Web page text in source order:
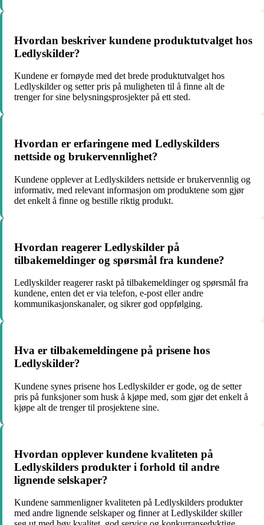
Hvordan beskriver kundene produktutvalget hos
Ledlyskilder?
Kundene er fornøyde med det brede produktutvalget hos
Ledlyskilder og setter pris på muligheten til å finne alt de
trenger for sine belysningsprosjekter på ett sted.
Hvordan er erfaringene med Ledlyskilders
nettside og brukervennlighet?
Kundene opplever at Ledlyskilders nettside er brukervennlig og
informativ, med relevant informasjon om produktene som gjør
det enkelt å finne og bestille riktig produkt.
Hvordan reagerer Ledlyskilder på
tilbakemeldinger og spørsmål fra kundene?
Ledlyskilder reagerer raskt på tilbakemeldinger og spørsmål fra
kundene, enten det er via telefon, e-post eller andre
kommunikasjonskanaler, og sikrer god oppfølging.
Hva er tilbakemeldingene på prisene hos
Ledlyskilder?
Kundene synes prisene hos Ledlyskilder er gode, og de setter
pris på funksjoner som husk å kjøpe med, som gjør det enkelt å
kjøpe alt de trenger til prosjektene sine.
Hvordan opplever kundene kvaliteten på
Ledlyskilders produkter i forhold til andre
lignende selskaper?
Kundene sammenligner kvaliteten på Ledlyskilders produkter
med andre lignende selskaper og finner at Ledlyskilder skiller